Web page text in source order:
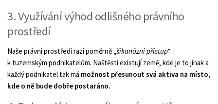
3. Využívání výhod odlišného právního
prostředí
Naše právní prostředí razí poměrně „šikanózní přístup“
k tuzemským podnikatelům. Naštěstí existují země, kde je to jinak a
každý podnikatel tak má možnost přesunout svá aktiva na místo,
kde o ně bude dobře postaráno.